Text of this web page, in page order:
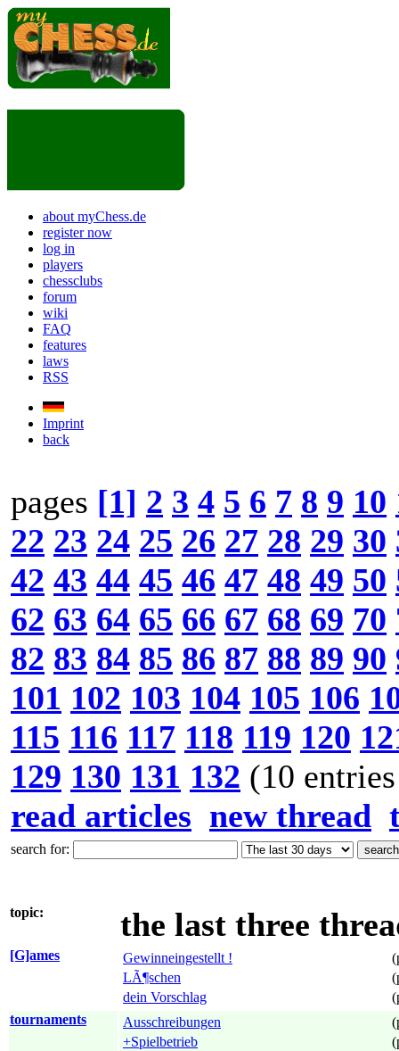
about myChess.de
register now
log in
players
chessclubs
forum
wiki
FAQ
features
laws
RSS
Imprint
back
pages [1] 2 3 4 5 6 7 8 9 10
22 23 24 25 26 27 28 29 30
42 43 44 45 46 47 48 49 50
62 63 64 65 66 67 68 69 70
82 83 84 85 86 87 88 89 90
101 102 103 104 105 106
115 116 117 118 119 120
129 130 131 132 (10
read articles new thread
search for:
topic: the last three
[G]ames Gewinneingestellt !
LÃ¶schen
dein Vorschlag
tournaments
Ausschreibungen
+Spielbetrieb